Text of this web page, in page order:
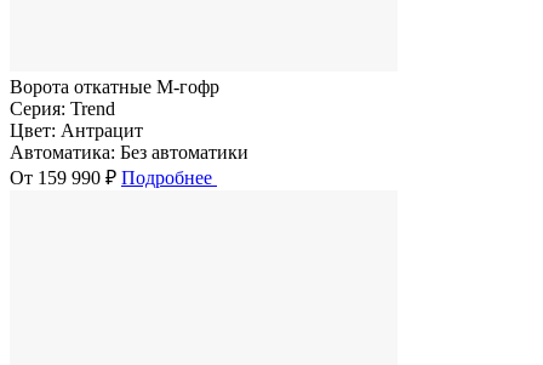
Ворота откатные M-гофр
Серия: Trend
Цвет: Антрацит
Автоматика: Без автоматики
От 159 990 ₽ Подробнее